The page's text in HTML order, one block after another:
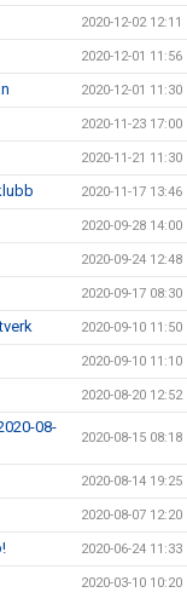
2020-12-02 12:11
2020-12-01 11:56
2020-12-01 11:30
2020-11-23 17:00
2020-11-21 11:30
2020-11-17 13:46
2020-09-28 14:00
2020-09-24 12:48
2020-09-17 08:30
2020-09-10 11:50
2020-09-10 11:10
2020-08-20 12:52
08-
2020-08-15 08:18
2020-08-14 19:25
2020-08-07 12:20
2020-06-24 11:33
2020-03-10 10:20